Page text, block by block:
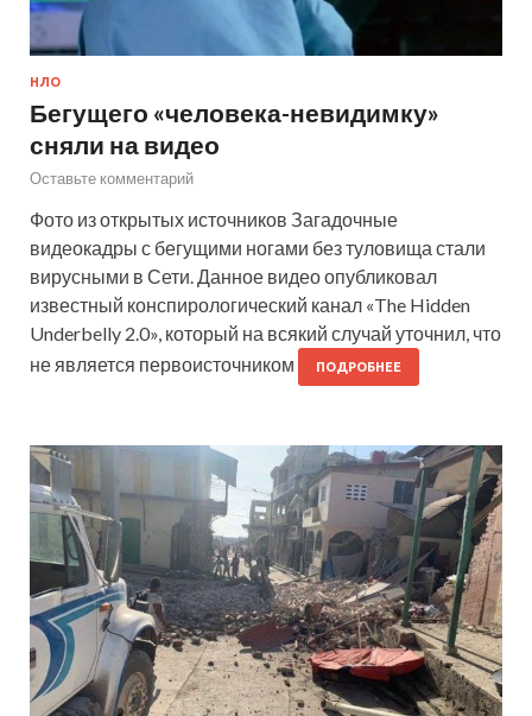
НЛО
Бегущего «человека-невидимку»
сняли на видео
Оставьте комментарий
Фото из открытых источников Загадочные
видеокадры с бегущими ногами без туловища стали
вирусными в Сети. Данное видео опубликовал
известный конспирологический канал «The Hidden
Underbelly 2.0», который на всякий случай уточнил, что
не является первоисточником
ПОДРОБНЕЕ